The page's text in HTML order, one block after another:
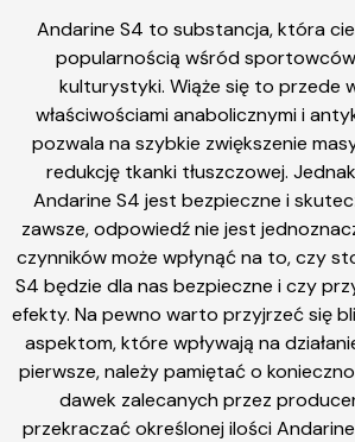
Andarine S4 to substancja, która
popularnością wśród
kulturystyki. Wiąże się to przede
właściwościami anabolicznymi i
pozwala na szybkie zwiększenie
redukcję tkanki tłuszczowej.
Andarine S4 jest bezpieczne i
zawsze, odpowiedź nie jest
czynników może wpłynąć na to, czy
S4 będzie dla nas bezpieczne i czy
efekty. Na pewno warto przyjrzeć się
aspektom, które wpływają na
pierwsze, należy pamiętać o
dawek zalecanych przez
przekraczać określonej ilości